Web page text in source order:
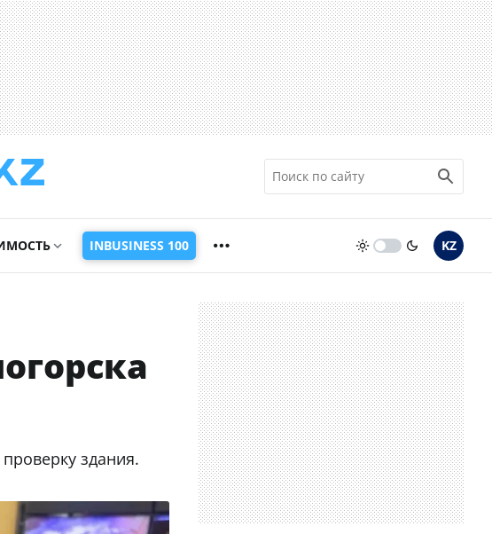
INBUSINESS 100 KZ
здания.